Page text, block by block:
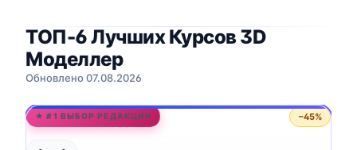
ТОП-6 Лучших Курсов 3D
Моделлер
Обновлено 07.08.2026
★ #1 ВЫБОР РЕДАКЦИИ −45%